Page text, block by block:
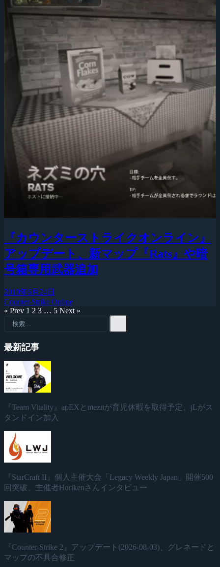
『カウンターストライクオンライン』
アップデート、新マップ『Rats』や暗
号箱専用武器追加
2010年6月24日
Counter-Strike Online
« Prev 1 2 3 … 5 Next »
最新記事
『Team Vitality』apEXとmeziiが育児休暇を取得予定、jLがス
タンドイン加入
『StarCraft II』個人主催大会「Legacy Weekly Japan」開催500
回突破、主催者Horikenさんインタビュー
『Counter-Strike 2』アップデート(2026-08-03)、グレネードと
マップの不具合修正